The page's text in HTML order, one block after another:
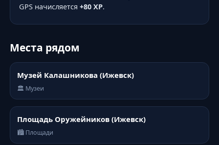
GPS начисляется +80 XP.
Места рядом
Музей Калашникова (Ижевск)
🏛️ Музеи
Площадь Оружейников (Ижевск)
🏙️ Площади